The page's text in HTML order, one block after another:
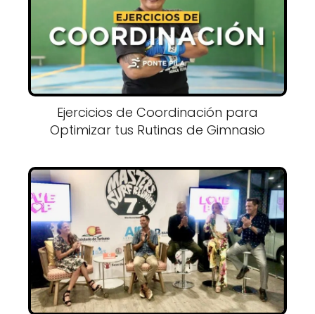
Ejercicios de Coordinación para
Optimizar tus Rutinas de Gimnasio